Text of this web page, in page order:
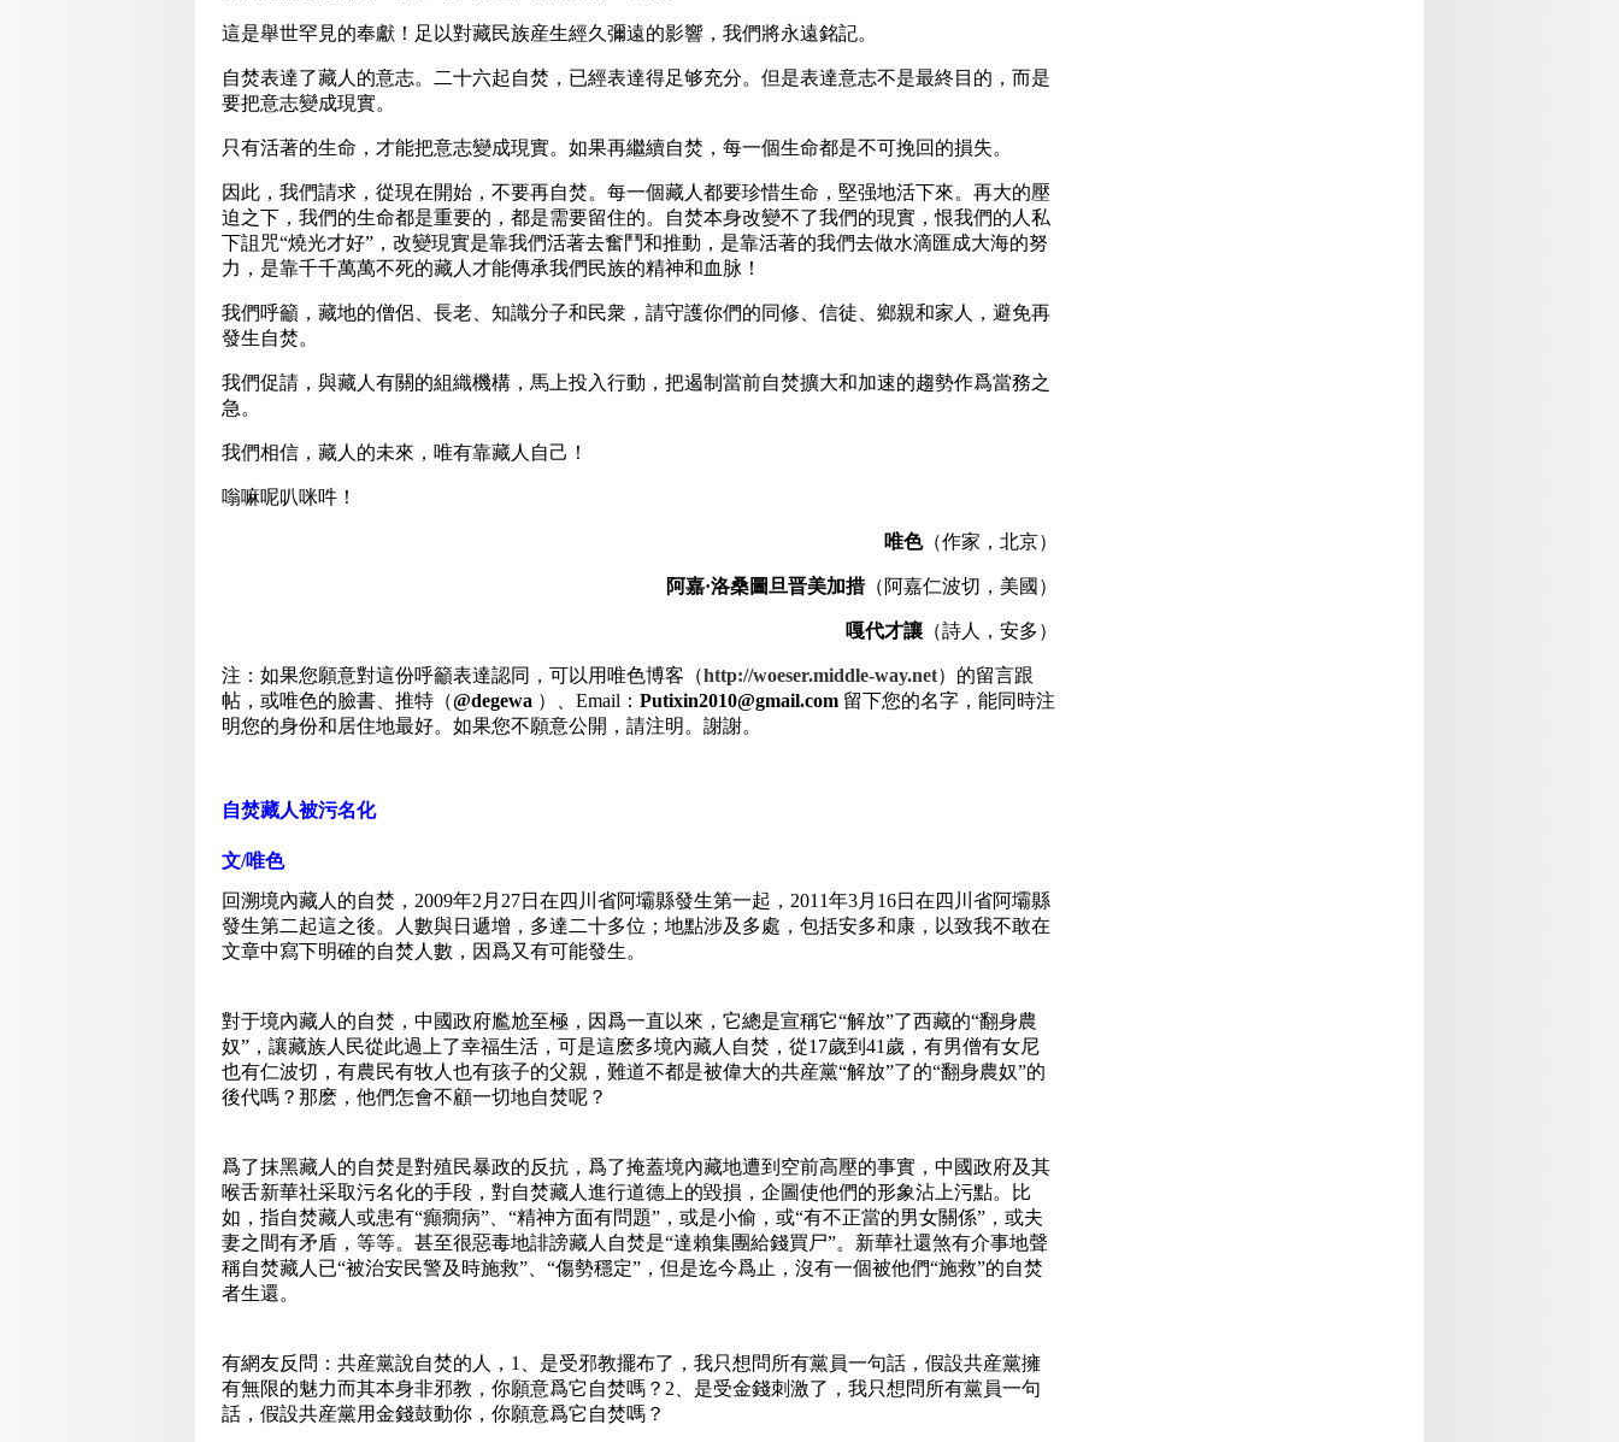
這是舉世罕見的奉獻！足以對藏民族産生經久彌遠的影響，我們將永遠銘記。
自焚表達了藏人的意志。二十六起自焚，已經表達得足够充分。但是表達意志不是最終目的，而是
要把意志變成現實。
只有活著的生命，才能把意志變成現實。如果再繼續自焚，每一個生命都是不可挽回的損失。
因此，我們請求，從現在開始，不要再自焚。每一個藏人都要珍惜生命，堅强地活下來。再大的壓
迫之下，我們的生命都是重要的，都是需要留住的。自焚本身改變不了我們的現實，恨我們的人私
下詛咒“燒光才好”，改變現實是靠我們活著去奮鬥和推動，是靠活著的我們去做水滴匯成大海的努
力，是靠千千萬萬不死的藏人才能傳承我們民族的精神和血脉！
我們呼籲，藏地的僧侶、長老、知識分子和民衆，請守護你們的同修、信徒、鄉親和家人，避免再
發生自焚。
我們促請，與藏人有關的組織機構，馬上投入行動，把遏制當前自焚擴大和加速的趨勢作爲當務之
急。
我們相信，藏人的未來，唯有靠藏人自己！
嗡嘛呢叭咪吽！
唯色（作家，北京）
阿嘉·洛桑圖旦晋美加措（阿嘉仁波切，美國）
嘎代才讓 （詩人，安多）
注：如果您願意對這份呼籲表達認同，可以用唯色博客（http://woeser.middle-way.net）的留言跟
帖，或唯色的臉書、推特（@degewa ）、Email： Putixin2010@gmail.com 留下您的名字，能同時注
明您的身份和居住地最好。如果您不願意公開，請注明。謝謝。
自焚藏人被污名化
文/唯色
回溯境內藏人的自焚，2009年2月27日在四川省阿壩縣發生第一起，2011年3月16日在四川省阿壩縣
發生第二起這之後。人數與日遞增，多達二十多位；地點涉及多處，包括安多和康，以致我不敢在
文章中寫下明確的自焚人數，因爲又有可能發生。
對于境內藏人的自焚，中國政府尷尬至極，因爲一直以來，它總是宣稱它“解放”了西藏的“翻身農
奴”，讓藏族人民從此過上了幸福生活，可是這麽多境內藏人自焚，從17歲到41歲，有男僧有女尼
也有仁波切，有農民有牧人也有孩子的父親，難道不都是被偉大的共産黨“解放”了的“翻身農奴”的
後代嗎？那麽，他們怎會不顧一切地自焚呢？
爲了抹黑藏人的自焚是對殖民暴政的反抗，爲了掩蓋境內藏地遭到空前高壓的事實，中國政府及其
喉舌新華社采取污名化的手段，對自焚藏人進行道德上的毀損，企圖使他們的形象沾上污點。比
如，指自焚藏人或患有“癲癇病”、“精神方面有問題”，或是小偷，或“有不正當的男女關係”，或夫
妻之間有矛盾，等等。甚至很惡毒地誹謗藏人自焚是“達賴集團給錢買尸”。新華社還煞有介事地聲
稱自焚藏人已“被治安民警及時施救”、“傷勢穩定”，但是迄今爲止，沒有一個被他們“施救”的自焚
者生還。
有網友反問：共産黨說自焚的人，1、是受邪教擺布了，我只想問所有黨員一句話，假設共産黨擁
有無限的魅力而其本身非邪教，你願意爲它自焚嗎？2、是受金錢刺激了，我只想問所有黨員一句
話，假設共産黨用金錢鼓動你，你願意爲它自焚嗎？